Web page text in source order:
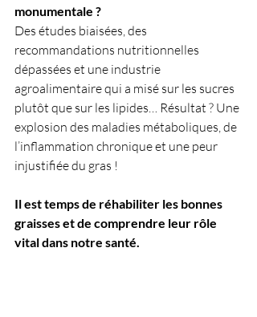
monumentale ?
Des études biaisées, des
recommandations nutritionnelles
dépassées et une industrie
agroalimentaire qui a misé sur les sucres
plutôt que sur les lipides… Résultat ? Une
explosion des maladies métaboliques, de
l’inflammation chronique et une peur
injustifiée du gras !
Il est temps de réhabiliter les bonnes
graisses et de comprendre leur rôle
vital dans notre santé.